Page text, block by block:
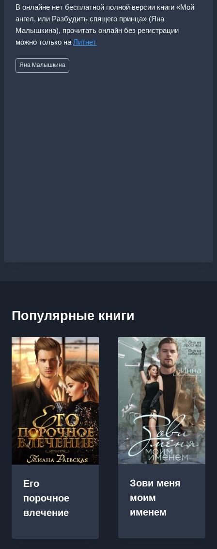
В онлайне нет бесплатной полной версии книги «Мой
ангел, или Разбудить спящего принца» (Яна
Малышкина), прочитать онлайн без регистрации
можно только на Литнет
Метки
записи:
Яна Малышкина
Популярные книги
Его
порочное
влечение
Зови меня
моим
именем